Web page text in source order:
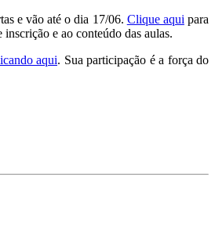
e vão até o dia 17/06. Clique aqui para
e ao conteúdo das aulas.
aqui. Sua participação é a força do